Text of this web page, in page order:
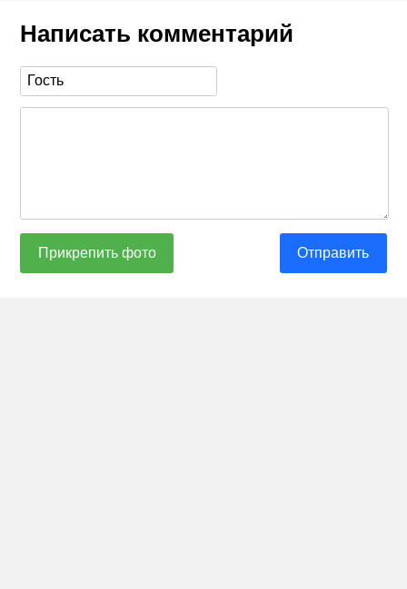
Написать комментарий
Прикрепить фото Отправить